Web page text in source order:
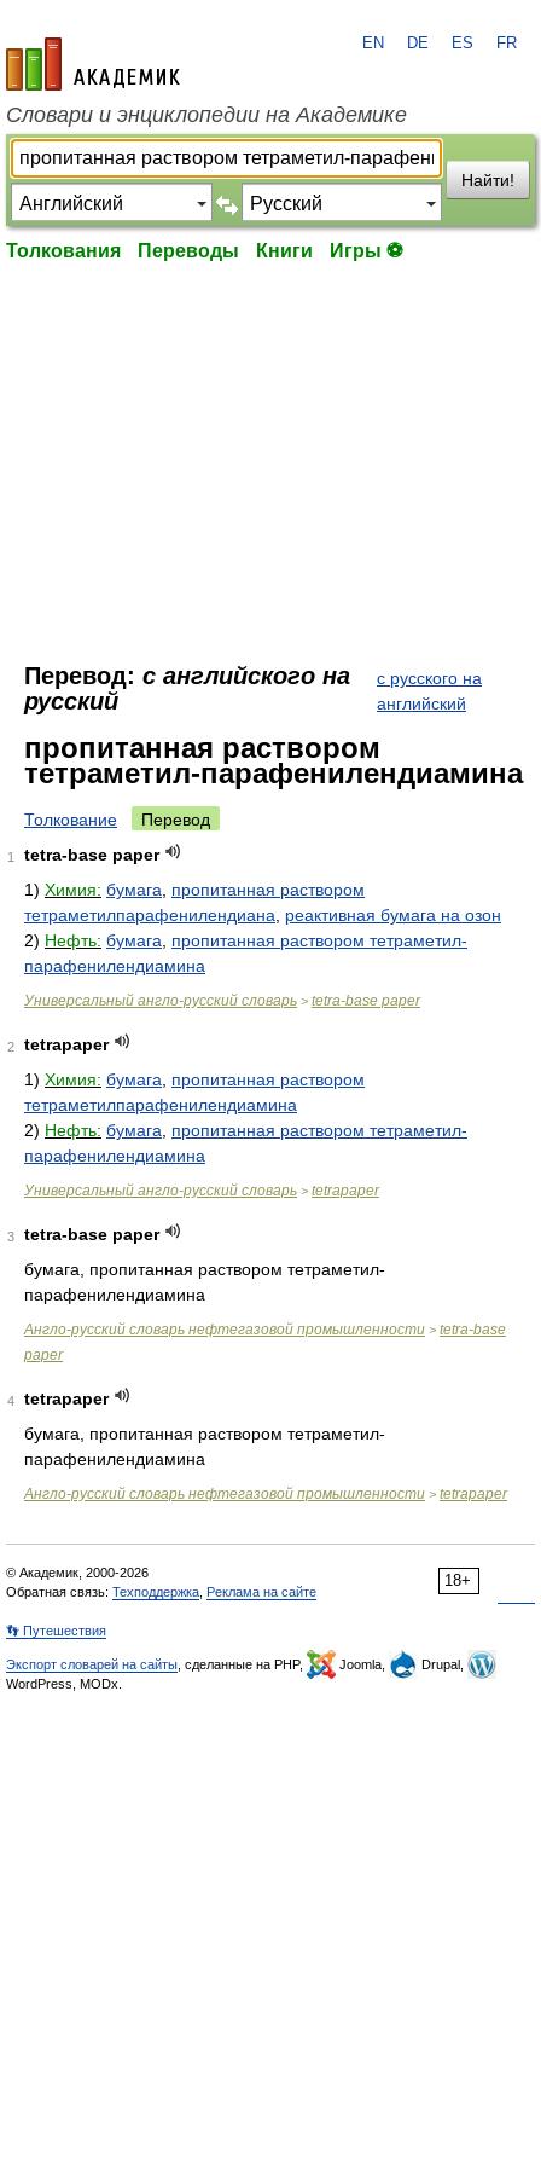
academic.ru
EN DE ES FR
Словари и энциклопедии на Академике
Найти!
Толкования Переводы Книги Игры ⚽
Перевод: с английского на
русский
с русского на
английский
пропитанная раствором
тетраметил-парафенилендиамина
Толкование Перевод
1
tetra-base paper
1) Химия: бумага
пропитанная раствором
тетраметилпарафенилендиана
реактивная бумага на озон
2) Нефть: бумага
пропитанная раствором тетраметил-
парафенилендиамина
Универсальный англо-русский словарь > tetra-base paper
2
tetrapaper
1) Химия: бумага
пропитанная раствором
тетраметилпарафенилендиамина
2) Нефть: бумага
пропитанная раствором тетраметил-
парафенилендиамина
Универсальный англо-русский словарь > tetrapaper
3
tetra-base paper
бумага, пропитанная раствором тетраметил-
парафенилендиамина
Англо-русский словарь нефтегазовой промышленности > tetra-base
paper
4
tetrapaper
бумага, пропитанная раствором тетраметил-
парафенилендиамина
Англо-русский словарь нефтегазовой промышленности > tetrapaper
18+
© Академик, 2000-2026
Обратная связь: Техподдержка Реклама на сайте
👣 Путешествия
Экспорт словарей на сайты , сделанные на PHP, Joomla,
Drupal,
WordPress, MODx.